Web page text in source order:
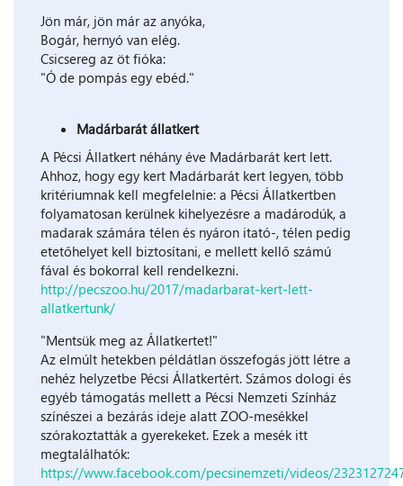
Jön már, jön már az anyóka,
Bogár, hernyó van elég.
Csicsereg az öt fióka:
"Ó de pompás egy ebéd."
Madárbarát állatkert
A Pécsi Állatkert néhány éve Madárbarát kert lett.
Ahhoz, hogy egy kert Madárbarát kert legyen, több
kritériumnak kell megfelelnie: a Pécsi Állatkertben
folyamatosan kerülnek kihelyezésre a madárodúk, a
madarak számára télen és nyáron itató-, télen pedig
etetőhelyet kell biztosítani, e mellett kellő számú
fával és bokorral kell rendelkezni.
http://pecszoo.hu/2017/madarbarat-kert-lett-
allatkertunk/
"Mentsük meg az Állatkertet!"
Az elmúlt hetekben példátlan összefogás jött létre a
nehéz helyzetbe Pécsi Állatkertért. Számos dologi és
egyéb támogatás mellett a Pécsi Nemzeti Színház
színészei a bezárás ideje alatt ZOO-mesékkel
szórakoztatták a gyerekeket. Ezek a mesék itt
megtalálhatók:
https://www.facebook.com/pecsinemzeti/videos/